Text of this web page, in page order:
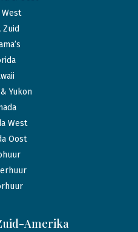
West
Zuid
Yukon
West
Oost
Amerika